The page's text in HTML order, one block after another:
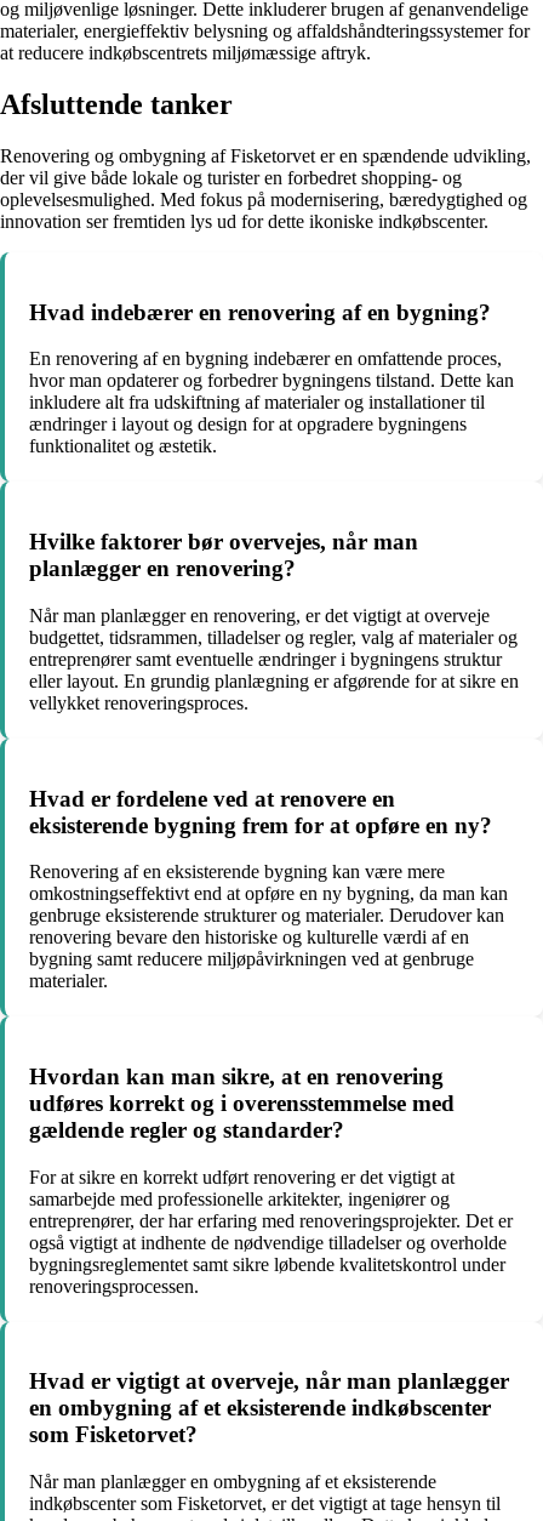
og miljøvenlige løsninger. Dette inkluderer brugen af genanvendelige
materialer, energieffektiv belysning og affaldshåndteringssystemer for
at reducere indkøbscentrets miljømæssige aftryk.
Afsluttende tanker
Renovering og ombygning af Fisketorvet er en spændende udvikling,
der vil give både lokale og turister en forbedret shopping- og
oplevelsesmulighed. Med fokus på modernisering, bæredygtighed og
innovation ser fremtiden lys ud for dette ikoniske indkøbscenter.
Hvad indebærer en renovering af en bygning?
En renovering af en bygning indebærer en omfattende proces,
hvor man opdaterer og forbedrer bygningens tilstand. Dette kan
inkludere alt fra udskiftning af materialer og installationer til
ændringer i layout og design for at opgradere bygningens
funktionalitet og æstetik.
Hvilke faktorer bør overvejes, når man
planlægger en renovering?
Når man planlægger en renovering, er det vigtigt at overveje
budgettet, tidsrammen, tilladelser og regler, valg af materialer og
entreprenører samt eventuelle ændringer i bygningens struktur
eller layout. En grundig planlægning er afgørende for at sikre en
vellykket renoveringsproces.
Hvad er fordelene ved at renovere en
eksisterende bygning frem for at opføre en ny?
Renovering af en eksisterende bygning kan være mere
omkostningseffektivt end at opføre en ny bygning, da man kan
genbruge eksisterende strukturer og materialer. Derudover kan
renovering bevare den historiske og kulturelle værdi af en
bygning samt reducere miljøpåvirkningen ved at genbruge
materialer.
Hvordan kan man sikre, at en renovering
udføres korrekt og i overensstemmelse med
gældende regler og standarder?
For at sikre en korrekt udført renovering er det vigtigt at
samarbejde med professionelle arkitekter, ingeniører og
entreprenører, der har erfaring med renoveringsprojekter. Det er
også vigtigt at indhente de nødvendige tilladelser og overholde
bygningsreglementet samt sikre løbende kvalitetskontrol under
renoveringsprocessen.
Hvad er vigtigt at overveje, når man planlægger
en ombygning af et eksisterende indkøbscenter
som Fisketorvet?
Når man planlægger en ombygning af et eksisterende
indkøbscenter som Fisketorvet, er det vigtigt at tage hensyn til